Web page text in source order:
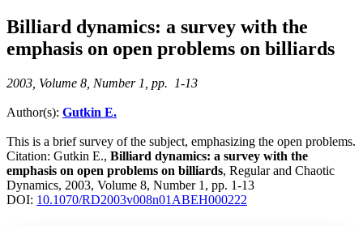
Billiard dynamics: a survey with the
emphasis on open problems on billiards
2003, Volume 8, Number 1, pp. 1-13
Author(s): Gutkin E.
This is a brief survey of the subject, emphasizing the open problems.
Citation: Gutkin E., Billiard dynamics: a survey with the
emphasis on open problems on billiards, Regular and Chaotic
Dynamics, 2003, Volume 8, Number 1, pp. 1-13
DOI: 10.1070/RD2003v008n01ABEH000222